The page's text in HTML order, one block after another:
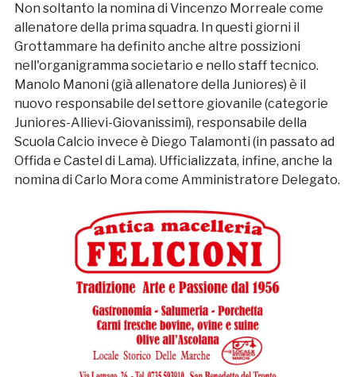
Non soltanto la nomina di Vincenzo Morreale come
allenatore della prima squadra. In questi giorni il
Grottammare ha definito anche altre possizioni
nell'organigramma societario e nello staff tecnico.
Manolo Manoni (già allenatore della Juniores) è il
nuovo responsabile del settore giovanile (categorie
Juniores-Allievi-Giovanissimi), responsabile della
Scuola Calcio invece è Diego Talamonti (in passato ad
Offida e Castel di Lama). Ufficializzata, infine, anche la
nomina di Carlo Mora come Amministratore Delegato.